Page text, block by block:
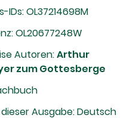
OL37214698M
OL20677248W
Autoren:Arthur
zum Gottesberge
Ausgabe: Deutsch